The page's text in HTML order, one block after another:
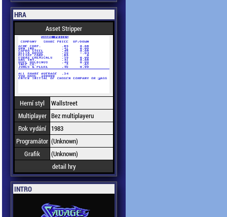
HRA
Asset Stripper
Herní styl
Wallstreet
Multiplayer Bez multiplayeru
Rok vydání
1983
Programátor (Unknown)
Grafik
(Unknown)
detail hry
INTRO